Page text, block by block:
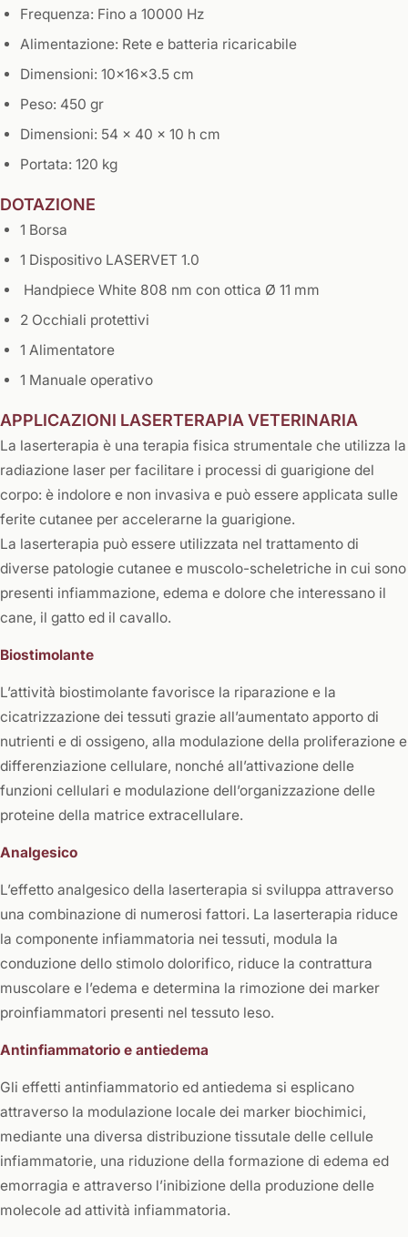
Frequenza: Fino a 10000 Hz
Alimentazione: Rete e batteria ricaricabile
Dimensioni: 10x16x3.5 cm
Peso: 450 gr
Dimensioni: 54 x 40 x 10 h cm
Portata: 120 kg
DOTAZIONE
1 Borsa
1 Dispositivo LASERVET 1.0
Handpiece White 808 nm con ottica Ø 11 mm
2 Occhiali protettivi
1 Alimentatore
1 Manuale operativo
APPLICAZIONI LASERTERAPIA VETERINARIA
La laserterapia è una terapia fisica strumentale che utilizza la
radiazione laser per facilitare i processi di guarigione del
corpo: è indolore e non invasiva e può essere applicata sulle
ferite cutanee per accelerarne la guarigione.
La laserterapia può essere utilizzata nel trattamento di
diverse patologie cutanee e muscolo-scheletriche in cui sono
presenti infiammazione, edema e dolore che interessano il
cane, il gatto ed il cavallo.
Biostimolante
L’attività biostimolante favorisce la riparazione e la
cicatrizzazione dei tessuti grazie all’aumentato apporto di
nutrienti e di ossigeno, alla modulazione della proliferazione e
differenziazione cellulare, nonché all’attivazione delle
funzioni cellulari e modulazione dell’organizzazione delle
proteine della matrice extracellulare.
Analgesico
L’effetto analgesico della laserterapia si sviluppa attraverso
una combinazione di numerosi fattori. La laserterapia riduce
la componente infiammatoria nei tessuti, modula la
conduzione dello stimolo dolorifico, riduce la contrattura
muscolare e l’edema e determina la rimozione dei marker
proinfiammatori presenti nel tessuto leso.
Antinfiammatorio e antiedema
Gli effetti antinfiammatorio ed antiedema si esplicano
attraverso la modulazione locale dei marker biochimici,
mediante una diversa distribuzione tissutale delle cellule
infiammatorie, una riduzione della formazione di edema ed
emorragia e attraverso l’inibizione della produzione delle
molecole ad attività infiammatoria.